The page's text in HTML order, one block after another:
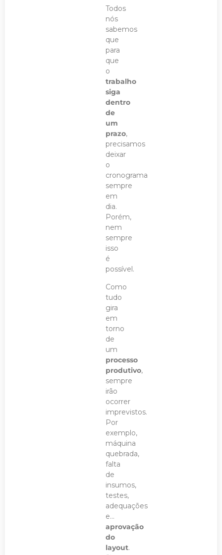
Todos
nós
sabemos
que
para
que
o
trabalho
siga
dentro
de
um
prazo,
precisamos
deixar
o
cronograma
sempre
em
dia.
Porém,
nem
sempre
isso
é
possível.
Como
tudo
gira
em
torno
de
um
processo
produtivo,
sempre
irão
ocorrer
imprevistos.
Por
exemplo,
máquina
quebrada,
falta
de
insumos,
testes,
adequações
e…
aprovação
do
layout.